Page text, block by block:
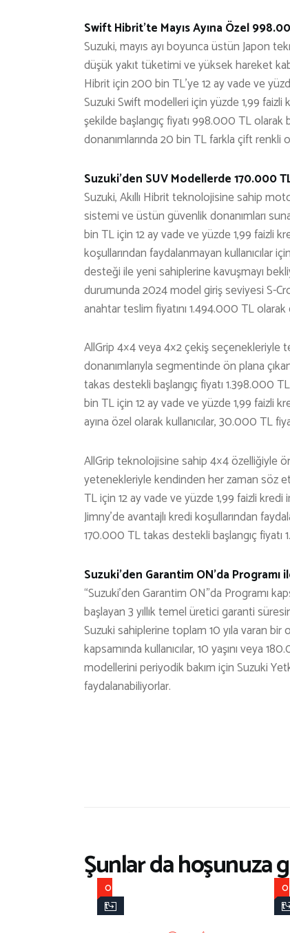
Swift Hibrit’te Mayıs Ayına Özel
Suzuki, mayıs ayı boyunca üstün Japon
düşük yakıt tüketimi ve yüksek hareket
Hibrit için 200 bin TL’ye 12 ay vade ve
Suzuki Swift modelleri için yüzde 1,99 faizli
şekilde başlangıç fiyatı 998.000 TL
donanımlarında 20 bin TL farkla çift renkli
Suzuki’den SUV Modellerde 170.000
Suzuki, Akıllı Hibrit teknolojisine sahip
sistemi ve üstün güvenlik donanımları
bin TL için 12 ay vade ve yüzde 1,99 faizli
koşullarından faydalanmayan kullanıcılar
desteği ile yeni sahiplerine kavuşmayı
durumunda 2024 model giriş seviyesi S-
anahtar teslim fiyatını 1.494.000 TL
AllGrip 4×4 veya 4×2 çekiş
donanımlarıyla segmentinde ön plana
takas destekli başlangıç fiyatı 1.398.000
bin TL için 12 ay vade ve yüzde 1,99 faizli
ayına özel olarak kullanıcılar, 30.000 TL
AllGrip teknolojisine sahip 4×4 özelliğiyle
yetenekleriyle kendinden her zaman söz
TL için 12 ay vade ve yüzde 1,99 faizli kredi
Jimny’de avantajlı kredi koşullarından
170.000 TL takas destekli başlangıç
Suzuki’den Garantim ON’da Programı
“Suzuki’den Garantim ON”da Programı
başlayan 3 yıllık temel üretici garanti
Suzuki sahiplerine toplam 10 yıla varan bir
kapsamında kullanıcılar, 10 yaşını veya
modellerini periyodik bakım için Suzuki
faydalanabiliyorlar.
Şunlar da hoşunuza
O
t
O
t